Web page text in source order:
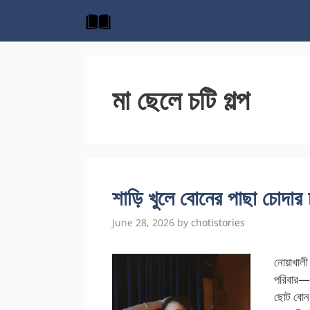
content
মা ছেলে চটি গল্প
শাড়ি খুলে বোনের পাছা চোদার
June 28, 2026 by chotistories
ছোট